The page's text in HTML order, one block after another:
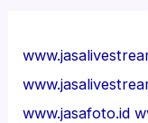
www.jasafoto.id